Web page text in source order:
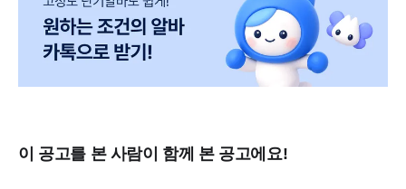
이 공고를 본 사람이 함께 본 공고에요!